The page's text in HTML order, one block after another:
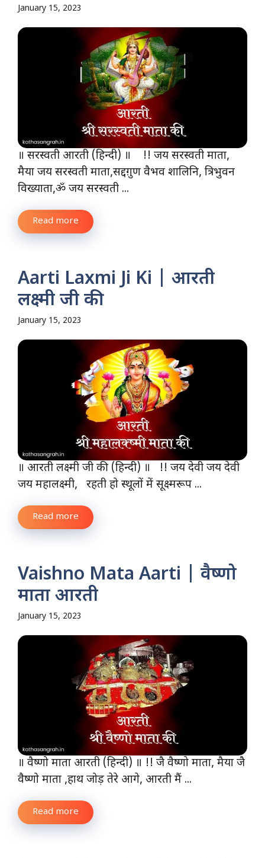
January 15, 2023
॥ सरस्वती आरती (हिन्दी) ॥ !! जय सरस्वती माता,
मैया जय सरस्वती माता,सद्दग़ुण वैभव शालिनि, त्रिभुवन
विख्याता,ॐ जय सरस्वती ...
Read more
Aarti Laxmi Ji Ki | आरती
लक्ष्मी जी की
January 15, 2023
॥ आरती लक्ष्मी जी की (हिन्दी) ॥ !! जय देवी जय देवी
जय महालक्ष्मी, रहती हो स्थूलों में सूक्ष्मरूप ...
Read more
Vaishno Mata Aarti | वैष्णो
माता आरती
January 15, 2023
॥ वैष्णो माता आरती (हिन्दी) ॥ !! जै वैष्णो माता, मैया जै
वैष्णो माता ,हाथ जोड़ तेरे आगे, आरती मैं ...
Read more